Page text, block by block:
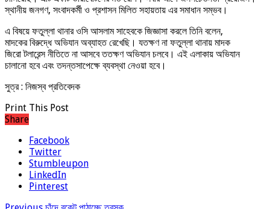
স্থানীয় জনগণ, সংবাদকর্মী ও প্রশাসন মিলিত সহায়তায় এর সমাধান সম্ভব।
এ বিষয়ে ফতুল্লা থানার ওসি আসলাম সাহেবকে জিজ্ঞাসা করলে তিনি বলেন,
মাদকের বিরুদ্ধে অভিযান অব্যাহত রেখেছি। যতক্ষণ না ফতুল্লা থানায় মাদক
জিরো টলারেন্স নীতিতে না আসবে ততক্ষণ অভিযান চলবে। এই এলাকায় অভিযান
চালানো হবে এবং তদন্তসাপেক্ষে ব্যবস্থা নেওয়া হবে।
সুত্র : নিজস্ব প্রতিবেদক
Print This Post
Share
Facebook
Twitter
Stumbleupon
LinkedIn
Pinterest